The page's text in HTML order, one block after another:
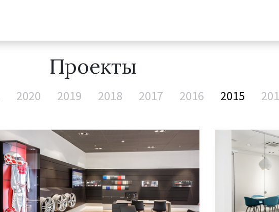
Проекты
2020 2019 2018 2017 2016 2015